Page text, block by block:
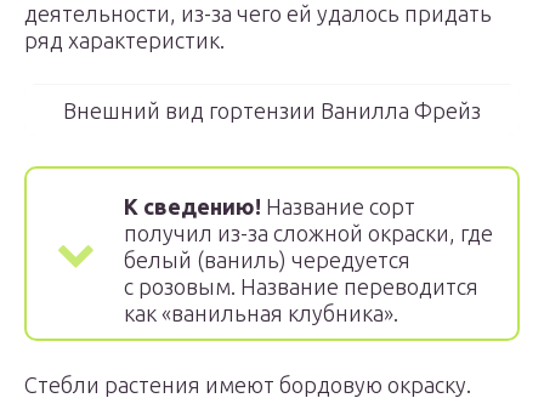
деятельности, из-за чего ей удалось придать
ряд характеристик.
Внешний вид гортензии Ванилла Фрейз
К сведению! Название сорт
получил из-за сложной окраски, где
белый (ваниль) чередуется
с розовым. Название переводится
как «ванильная клубника».
Стебли растения имеют бордовую окраску.